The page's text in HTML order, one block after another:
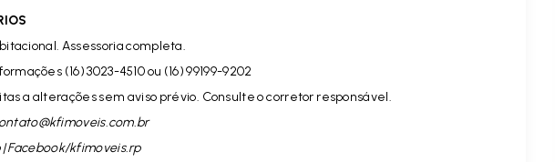
Assessoria completa.
(16) 3023-4510 ou (16) 99199-9202
a alterações sem aviso prévio. Consulte o corretor responsável.
Facebook/kfimoveis.rp